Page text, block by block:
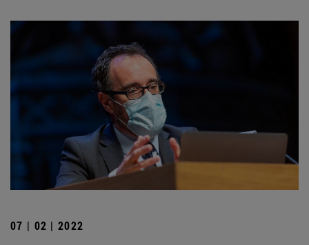
07 | 02 | 2022